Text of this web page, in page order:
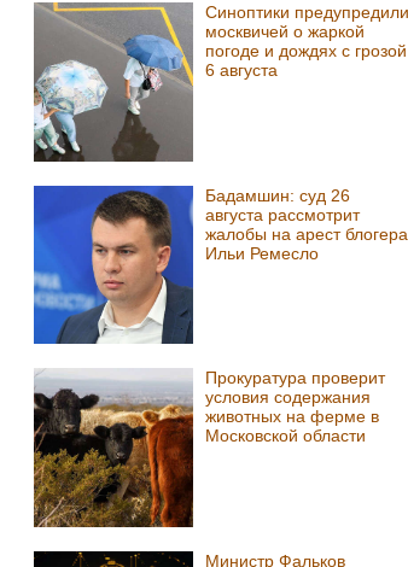
Синоптики предупредили
москвичей о жаркой
погоде и дождях с грозой
6 августа
Бадамшин: суд 26
августа рассмотрит
жалобы на арест блогера
Ильи Ремесло
Прокуратура проверит
условия содержания
животных на ферме в
Московской области
Министр Фальков